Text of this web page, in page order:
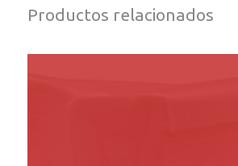
Productos relacionados